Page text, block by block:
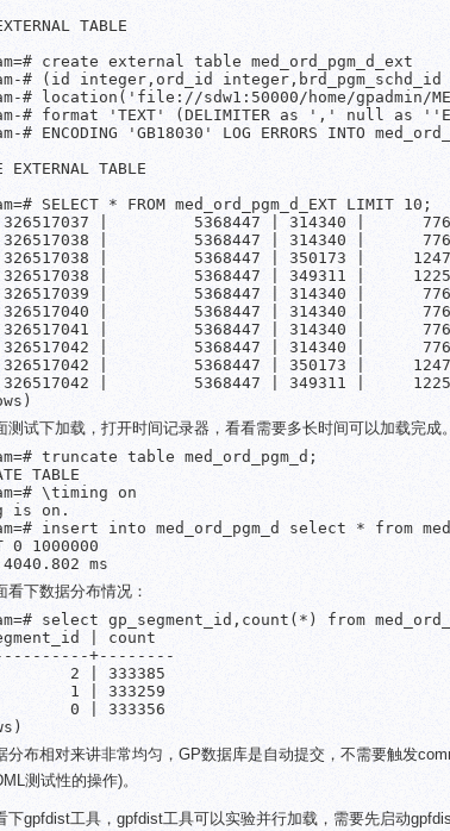
TABLE
create external table med_ord_pgm_d_ext
# (id integer,ord_id
# location('file://sdw1:50000/home/gpadmin/
# format 'TEXT' (DELIMITER as ',' null as
# ENCODING 'GB18030' LOG ERRORS INTO
EXTERNAL TABLE
SELECT * FROM med_ord_pgm_d_EXT LIMIT 10;
|         5368447 | 314340 |
|         5368447 | 314340 |
|         5368447 | 350173 |
|         5368447 | 349311 |
|         5368447 | 314340 |
|         5368447 | 314340 |
|         5368447 | 314340 |
|         5368447 | 314340 |
|         5368447 | 350173 |
|         5368447 | 349311 |
测试下加载，打开时间记录器，看看需要多长时间可以加载完成。
truncate table med_ord_pgm_d;
TABLE
\timing on
is on.
insert into med_ord_pgm_d select * from
0 1000000
看下数据分布情况：
select gp_segment_id,count(*) from
| count
+--------
2 | 333385
1 | 333259
0 | 333356
分布相对来讲非常均匀，GP数据库是自动提交，不需要触发
测试性的操作)。
下gpfdist工具，gpfdist工具可以实验并行加载，需要先启动